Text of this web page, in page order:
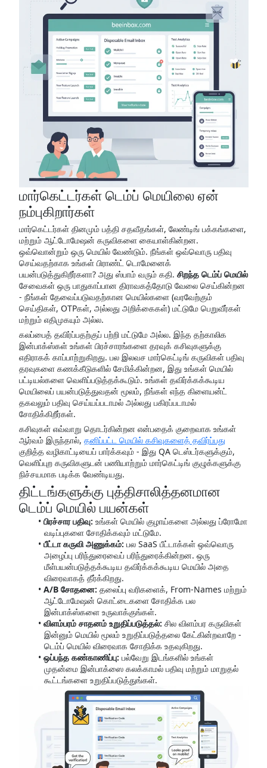
மார்கெட்டர்கள் டெம்ப் மெயிலை ஏன்
நம்புகிறார்கள்
மார்கெட்டர்கள் தினமும் பத்தி சதவீதங்கள், லேண்டிங் பக்கங்களை,
மற்றும் ஆட்டோமேஷன் கருவிகளை கையாள்கின்றன.
ஒவ்வொன்றும் ஒரு மெயில் வேண்டும். நீங்கள் ஒவ்வொரு பதிவு
செய்வதற்காக உங்கள் பிராண்ட் டொமேனைக்
பயன்படுத்துகிறீர்களா? அது ஸ்பாம் வரும் கதி. சிறந்த டெம்ப் மெயில்
சேவைகள் ஒரு பாதுகாப்பான திராவகத்தோடு வேலை செய்கின்றன
- நீங்கள் தேவைப்படுவதற்கான மெயில்களை (வரவேற்கும்
செய்திகள், OTPகள், அல்லது அறிக்கைகள்) மட்டுமே பெறுவீர்கள்
மற்றும் எதிமுகயும் அல்ல.
கலப்பைத் தவிர்ப்பதற்குப் பற்றி மட்டுமே அல்ல. இந்த தற்காலிக
இன்பாக்ஸ்கள் உங்கள் பிரச்சாரங்களை தரவுக் கசிவுகளுக்கு
எதிராகக் காப்பாற்றுகிறது. பல இலவச மார்கெட்டிங் கருவிகள் பதிவு
தரவுகளை கணக்கீடுகளில் சேமிக்கின்றன, இது உங்கள் மெயில்
பட்டியல்களை வெளிப்படுத்தக்கூடும். உங்கள் தவிர்க்கக்கூடிய
மெயிலைப் பயன்படுத்துவதன் மூலம், நீங்கள் எந்த கிளையன்ட்
தகவலும் பதிவு செய்யப்படாமல் அல்லது பகிரப்படாமல்
சோதிக்கிறீர்கள்.
கசிவுகள் எவ்வாறு தொடர்கின்றன என்பதைக் குறைவாக உங்கள்
ஆர்வம் இருந்தால், தனிப்பட்ட மெயில் கசிவுகளைத் தவிர்ப்பது
குறித்த வழிகாட்டியைப் பார்க்கவும் - இது QA டெஸ்டர்களுக்கும்,
வெளிப்புற கருவிகளுடன் பணியாற்றும் மார்கெட்டிங் குழுக்களுக்கு
நிச்சயமாக படிக்க வேண்டியது.
திட்டங்களுக்கு புத்திசாலித்தனமான
டெம்ப் மெயில் பயன்கள்
பிரச்சார பதிவு: உங்கள் மெயில் குழாய்களை அல்லது ப்ரோமோ
வடிப்புகளை சோதிக்கவும் மட்டுமே.
பீட்டா கருவி அணுக்கம்: பல SaaS பீட்டாக்கள் ஒவ்வொரு
அழைப்பு பரிந்துரைவைப் பரிந்துரைக்கின்றன. ஒரு
மீள்பயன்படுத்தக்கூடிய தவிர்க்கக்கூடிய மெயில் அதை
விரைவாகத் தீர்க்கிறது.
A/B சோதனை: தலைப்பு வரிகளைக், From-Names மற்றும்
ஆட்டோமேஷன் கொட்டைகளை சோதிக்க பல
இன்பாக்ஸ்களை உருவாக்குங்கள்.
விளம்பரம் சாதனம் உறுதிப்படுத்தல்: சில விளம்பர கருவிகள்
இன்னும் மெயில் மூலம் உறுதிப்படுத்தலை கேட்கின்றவாறே -
டெம்ப் மெயில் விரைவாக சோதிக்க உதவுகிறது.
ஒப்பந்த கண்காணிப்பு: பல்வேறு இடங்களில் உங்கள்
முதன்மை இன்பாக்ஸை கலக்காமல் பதிவு மற்றும் மாறுதல்
கூட்டங்களை உறுதிப்படுத்துங்கள்.